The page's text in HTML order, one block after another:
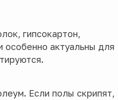
гипсокартон,
особенно актуальны для
Если полы скрипят,